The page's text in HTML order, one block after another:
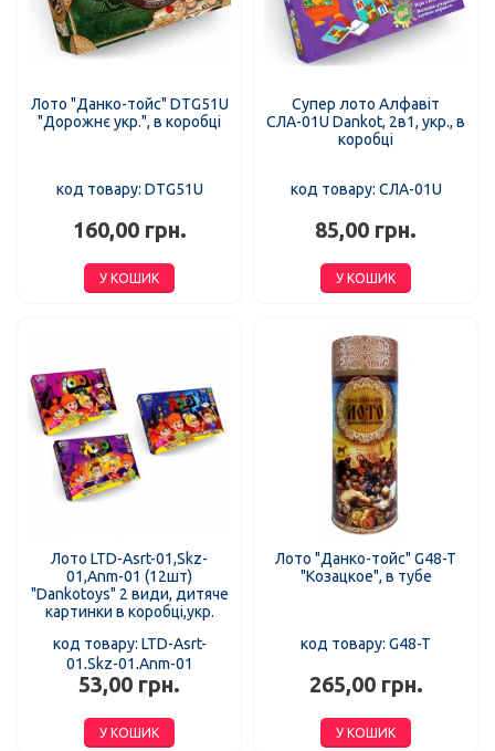
Лото "Данко-тойс" DTG51U
"Дорожнє укр.", в коробці
код товару: DTG51U
160,00 грн.
У КОШИК
Супер лото Алфавіт
СЛА-01U Dankot, 2в1, укр., в
коробці
код товару: СЛА-01U
85,00 грн.
У КОШИК
Лото LTD-Asrt-01,Skz-
01,Anm-01 (12шт)
"Dankotoys" 2 види, дитяче
картинки в коробці,укр.
код товару: LTD-Asrt-
01,Skz-01,Anm-01
53,00 грн.
У КОШИК
Лото "Данко-тойс" G48-T
"Козацкое", в тубе
код товару: G48-T
265,00 грн.
У КОШИК